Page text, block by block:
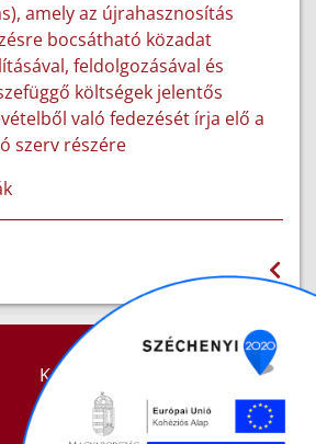
amely az újrahasznosítás
bocsátható közadat
feldolgozásával és
költségek jelentős
való fedezését írja elő a
szerv részére
KAPCSOLAT
IMPRESSZUM